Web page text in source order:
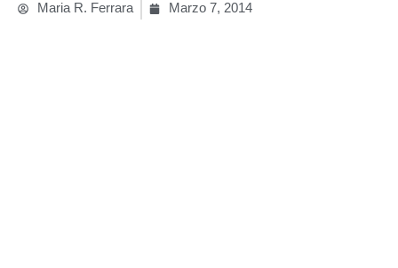
Maria R. Ferrara Marzo 7, 2014